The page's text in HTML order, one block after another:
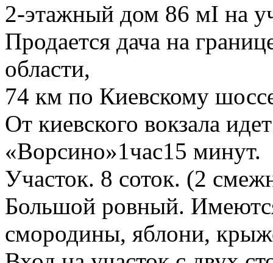
2-этажный дом 86 мІ на
Продается дача на
области,
74 км по Киевскому
От киевского вокзала
«Ворсино»1час15 минут.
Участок. 8 соток. (2
Большой ровный.
смородины, яблони,